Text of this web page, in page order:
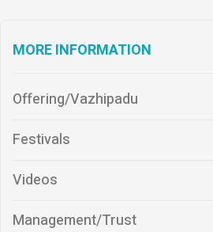
MORE INFORMATION
Offering/Vazhipadu
Festivals
Videos
Management/Trust